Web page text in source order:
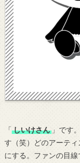
「 しいけさん」です
す（笑）どのアーテ
にする。ファンの目